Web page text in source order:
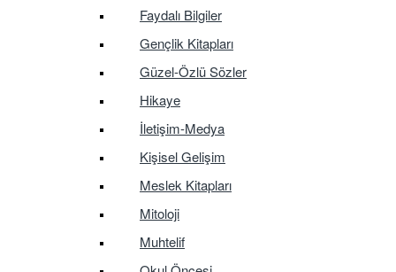
Faydalı Bilgiler
Gençlik Kitapları
Güzel-Özlü Sözler
Hikaye
İletişim-Medya
Kişisel Gelişim
Meslek Kitapları
Mitoloji
Muhtelif